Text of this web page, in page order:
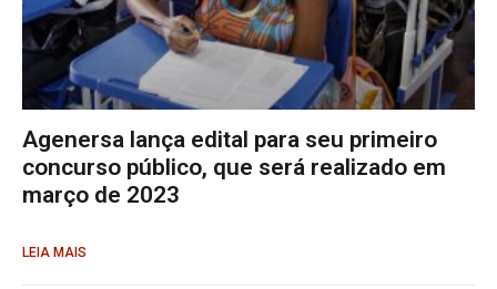
Agenersa lança edital para seu primeiro
concurso público, que será realizado em
março de 2023
LEIA MAIS